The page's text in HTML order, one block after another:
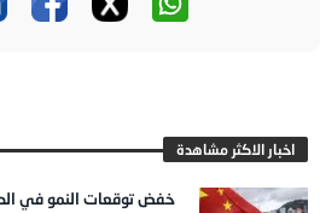
اخبار الاكثر مشاهدة
خفض توقعات النمو في